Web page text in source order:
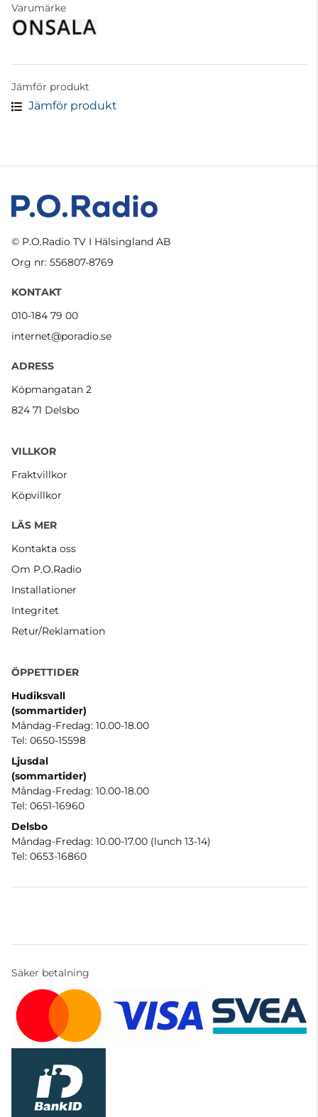
Varumärke
Jämför produkt
Jämför produkt
© P.O.Radio TV I Hälsingland AB
Org nr: 556807-8769
KONTAKT
010-184 79 00
internet@poradio.se
ADRESS
Köpmangatan 2
824 71 Delsbo
VILLKOR
Fraktvillkor
Köpvillkor
LÄS MER
Kontakta oss
Om P.O.Radio
Installationer
Integritet
Retur/Reklamation
ÖPPETTIDER
Hudiksvall
(sommartider)
Måndag-Fredag: 10.00-18.00
Tel: 0650-15598
Ljusdal
(sommartider)
Måndag-Fredag: 10.00-18.00
Tel: 0651-16960
Delsbo
Måndag-Fredag: 10.00-17.00 (lunch 13-14)
Tel: 0653-16860
Säker betalning